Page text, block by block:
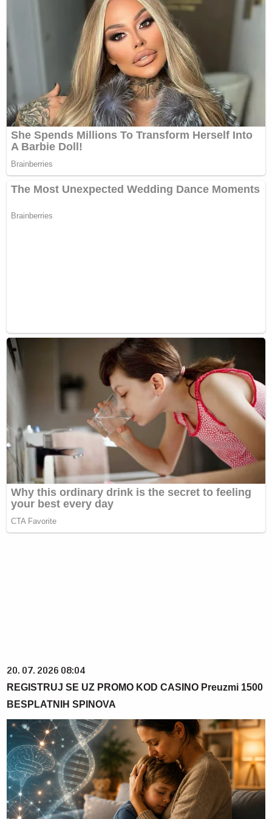
20. 07. 2026 08:04
REGISTRUJ SE UZ PROMO KOD CASINO Preuzmi 1500
BESPLATNIH SPINOVA